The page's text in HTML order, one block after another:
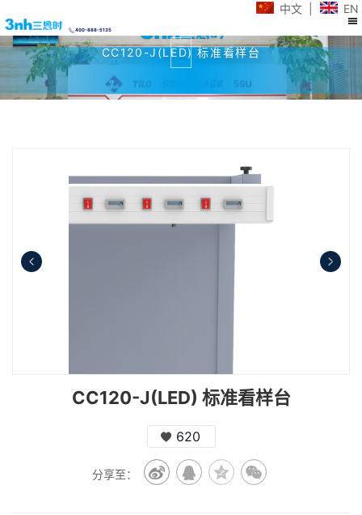
中文| EN
400-888-5135
CC120-J(LED) 标准看样台
CC120-J(LED) 标准看样台
620
分享至：